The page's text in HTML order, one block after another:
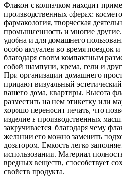
Флакон с колпачком находит
производственных сферах:
фармакология, творческая
промышленность и многие
удобна и для домашнего
особо актуален во время поездок
благодаря своим компактным
собой шампуни, крема, гели и
При организации домашнего
придают визуальный
вашего дома, квартиры. Высота
разместить на нем этикетку или
хорошо переносит печать, что
изделие в производственных
закручивается, благодаря чему
желании его можно заменить
дозатором. Емкость легко
использовании. Материал
вредных веществ, способствует
свойств продукта.